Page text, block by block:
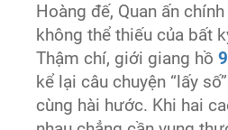
Hoàng đế, Quan ấn
không thể thiếu của bất
Thậm chí, giới giang hồ
kể lại câu chuyện “lấy
cùng hài hước. Khi hai